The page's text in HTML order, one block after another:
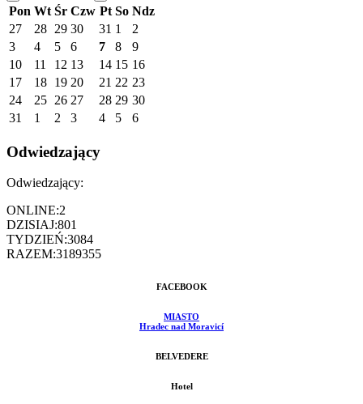
Pon Wt Śr Czw Pt So Ndz
27
28 29 30 31 1
2
3
4 5 6 7 8
9
10
11 12 13 14 15 16
17
18 19 20 21 22 23
24
25 26 27 28 29 30
31
1 2 3 4 5 6
Odwiedzający
Odwiedzający:
ONLINE:2
DZISIAJ:801
TYDZIEŃ:3084
RAZEM:3189355
FACEBOOK
MIASTO
Hradec nad Moravicí
BELVEDERE
Hotel